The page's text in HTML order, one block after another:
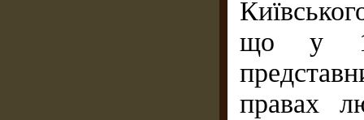
що у
правах